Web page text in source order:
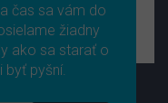
čas sa vám do
žiadny
ako sa starať o
byť pyšní.